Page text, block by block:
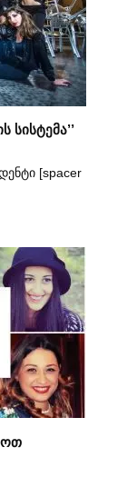
[spacer